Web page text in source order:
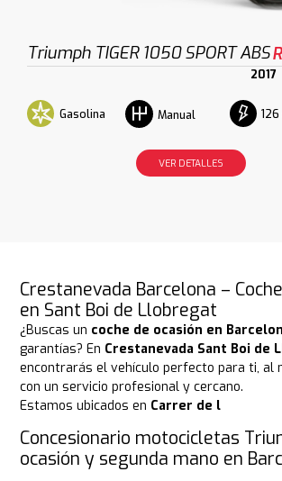
Triumph TIGER 1050 SPORT ABS
2017
Gasolina Manual 126
VER DETALLES
Crestanevada Barcelona –
en Sant Boi de Llobregat
¿Buscas un coche de ocasión en
garantías? En Crestanevada Sant Boi de
encontrarás el vehículo perfecto para ti, al
con un servicio profesional y cercano.
Estamos ubicados en Carrer de l
Concesionario motocicletas
ocasión y segunda mano en